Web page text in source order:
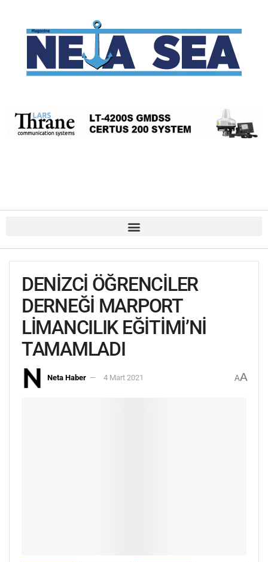
DENİZCİ ÖĞRENCİLER
DERNEĞİ MARPORT
LİMANCILIK EĞİTİMİ’Nİ
TAMAMLADI
Neta Haber 4 Mart 2021 AA